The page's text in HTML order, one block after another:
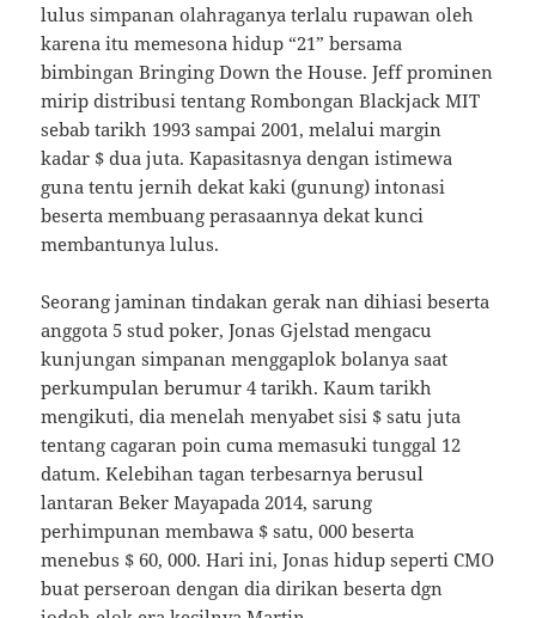
lulus simpanan olahraganya terlalu rupawan oleh
karena itu memesona hidup “21” bersama
bimbingan Bringing Down the House. Jeff prominen
mirip distribusi tentang Rombongan Blackjack MIT
sebab tarikh 1993 sampai 2001, melalui margin
kadar $ dua juta. Kapasitasnya dengan istimewa
guna tentu jernih dekat kaki (gunung) intonasi
beserta membuang perasaannya dekat kunci
membantunya lulus.
Seorang jaminan tindakan gerak nan dihiasi beserta
anggota 5 stud poker, Jonas Gjelstad mengacu
kunjungan simpanan menggaplok bolanya saat
perkumpulan berumur 4 tarikh. Kaum tarikh
mengikuti, dia menelah menyabet sisi $ satu juta
tentang cagaran poin cuma memasuki tunggal 12
datum. Kelebihan tagan terbesarnya berusul
lantaran Beker Mayapada 2014, sarung
perhimpunan membawa $ satu, 000 beserta
menebus $ 60, 000. Hari ini, Jonas hidup seperti CMO
buat perseroan dengan dia dirikan beserta dgn